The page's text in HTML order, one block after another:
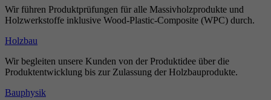
Wir führen Produktprüfungen für alle Massivholzprodukte und
Holzwerkstoffe inklusive Wood-Plastic-Composite (WPC) durch.
Holzbau
Wir begleiten unsere Kunden von der Produktidee über die
Produktentwicklung bis zur Zulassung der Holzbauprodukte.
Bauphysik